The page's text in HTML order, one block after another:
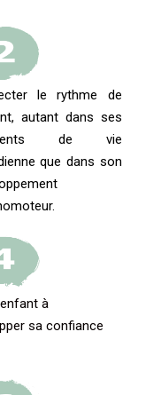
le rythme de
autant dans ses
de vie
que dans son
à
sa confiance